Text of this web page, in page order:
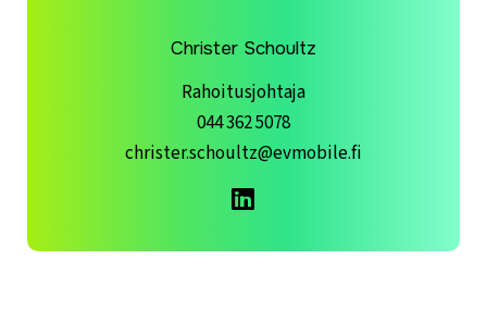
Christer Schoultz
Rahoitusjohtaja
044 362 5078
christer.schoultz
evmobile.fi